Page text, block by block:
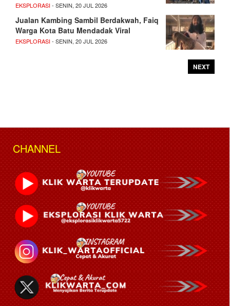
EKSPLORASI- SENIN, 20 JUL 2026
Jualan Kambing Sambil Berdakwah, Faiq
Warga Kota Batu Mendadak Viral
EKSPLORASI- SENIN, 20 JUL 2026
NEXT
CHANNEL